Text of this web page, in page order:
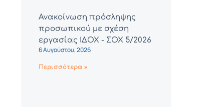
Ανακοίνωση πρόσληψης
προσωπικού με σχέση
εργασίας ΙΔΟΧ - ΣΟΧ 5/2026
6 Αυγούστου, 2026
Περισσότερα »